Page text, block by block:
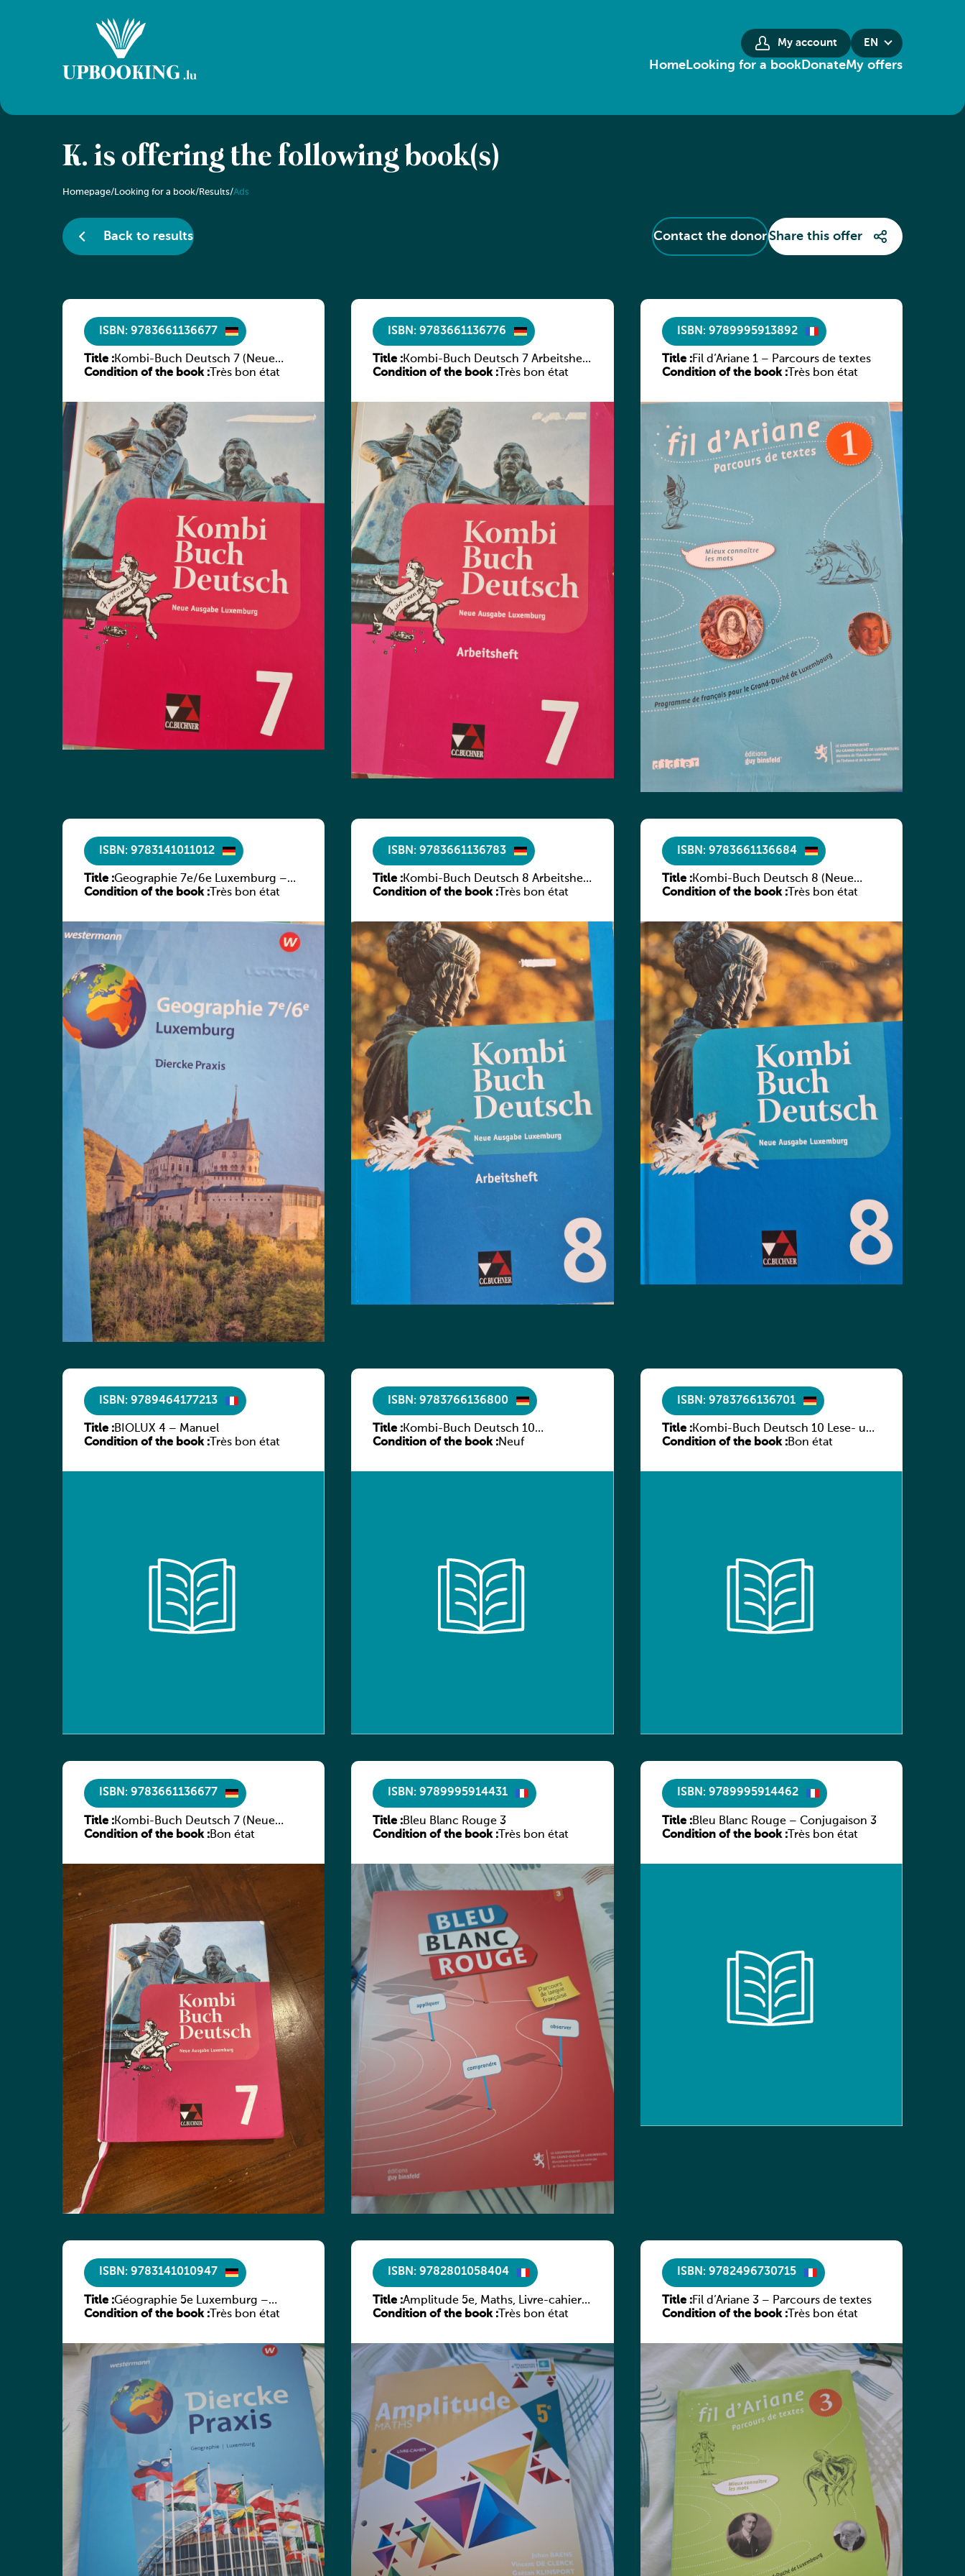
My account EN
HomeLooking for a bookDonateMy offers
K. is offering the following book(s)
Homepage/Looking for a book/Results/Ads
Back to results Contact the donorShare this offer
ISBN: 9783661136677
Title :Kombi-Buch Deutsch 7 (Neue
Ausgabe Luxemburg)
Condition of the book : Très bon état
ISBN: 9783661136776
Title :Kombi-Buch Deutsch 7 Arbeitsheft
(Neue Ausgabe Luxemburg)
Condition of the book : Très bon état
ISBN: 9789995913892
Title :Fil d’Ariane 1 – Parcours de textes
Condition of the book :Très bon état
ISBN: 9783141011012
Title :Geographie 7e/6e Luxemburg –
Diercke Praxis
Condition of the book : Très bon état
ISBN: 9783661136783
Title :Kombi-Buch Deutsch 8 Arbeitsheft
(Neue Ausgabe Luxemburg)
Condition of the book : Très bon état
ISBN: 9783661136684
Title :Kombi-Buch Deutsch 8 (Neue
Ausgabe Luxemburg)
Condition of the book :Très bon état
ISBN: 9789464177213
Title :BIOLUX 4 – Manuel
Condition of the book : Très bon état
ISBN: 9783766136800
Title :Kombi-Buch Deutsch 10
Arbeitsheft
Condition of the book :Neuf
ISBN: 9783766136701
Title :Kombi-Buch Deutsch 10 Lese- und
Sprachbuch
Condition of the book :Bon état
ISBN: 9783661136677
Title :Kombi-Buch Deutsch 7 (Neue
Ausgabe Luxemburg)
Condition of the book :Bon état
ISBN: 9789995914431
Title :Bleu Blanc Rouge 3
Condition of the book : Très bon état
ISBN: 9789995914462
Title :Bleu Blanc Rouge – Conjugaison 3
Condition of the book :Très bon état
ISBN: 9783141010947
Title :Géographie 5e Luxemburg –
Diercke Praxis
Condition of the book : Très bon état
ISBN: 9782801058404
Title :Amplitude 5e, Maths, Livre-cahier,
version luxembourgeoise
Condition of the book : Très bon état
ISBN: 9782496730715
Title :Fil d’Ariane 3 – Parcours de textes
Condition of the book :Très bon état